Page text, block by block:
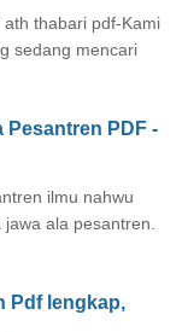
thabari pdf-Kami
sedang mencari
Pesantren PDF -
ilmu nahwu
ala pesantren.
Pdf lengkap,